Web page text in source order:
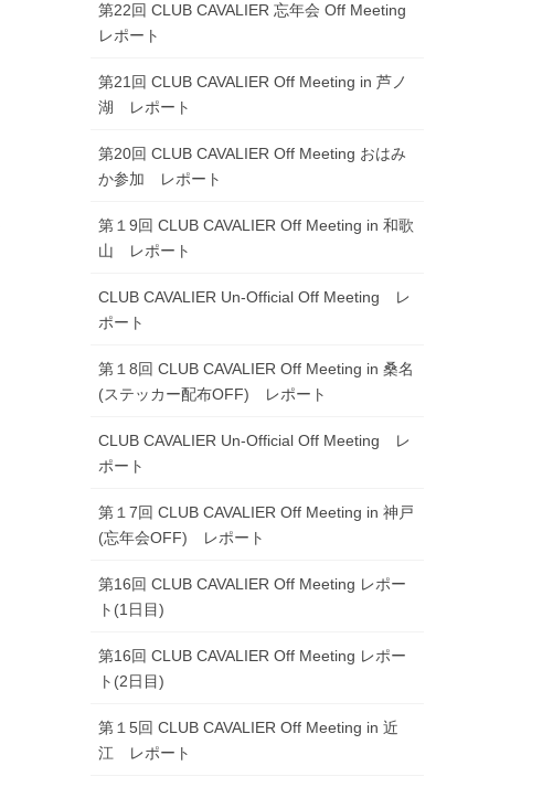
第22回 CLUB CAVALIER 忘年会 Off Meeting
レポート
第21回 CLUB CAVALIER Off Meeting in 芦ノ
湖 レポート
第20回 CLUB CAVALIER Off Meeting おはみ
か参加 レポート
第１9回 CLUB CAVALIER Off Meeting in 和歌
山 レポート
CLUB CAVALIER Un-Official Off Meeting レ
ポート
第１8回 CLUB CAVALIER Off Meeting in 桑名
(ステッカー配布OFF) レポート
CLUB CAVALIER Un-Official Off Meeting レ
ポート
第１7回 CLUB CAVALIER Off Meeting in 神戸
(忘年会OFF) レポート
第16回 CLUB CAVALIER Off Meeting レポー
ト(1日目)
第16回 CLUB CAVALIER Off Meeting レポー
ト(2日目)
第１5回 CLUB CAVALIER Off Meeting in 近
江 レポート